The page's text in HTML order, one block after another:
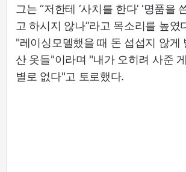
그는 “저한테 ‘사치를 한다’ ‘명품을
고 하시지 않나”라고 목소리를 높였
"레이싱모델했을 때 돈 섭섭지 않게
산 옷들"이라며 "내가 오히려 사준
별로 없다"고 토로했다.